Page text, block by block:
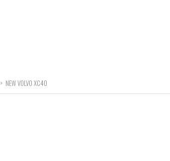
> NEW VOLVO XC40